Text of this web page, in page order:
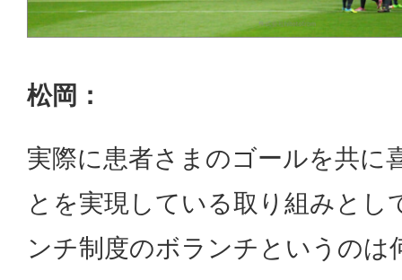
松岡：
実際に患者さまのゴールを共に
とを実現している取り組みとし
ンチ制度のボランチというのは